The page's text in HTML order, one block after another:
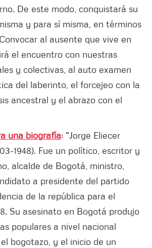
De este modo, conquistará su
y para sí misma, en términos
al ausente que vive en
el encuentro con nuestras
y colectivas, al auto examen
del laberinto, el forcejeo con la
ancestral y el abrazo con el
una biografía: "Jorge Eliecer
1948). Fue un político, escritor y
alcalde de Bogotá, ministro,
a presidente del partido
de la república para el
Su asesinato en Bogotá produjo
populares a nivel nacional
bogotazo, y el inicio de un